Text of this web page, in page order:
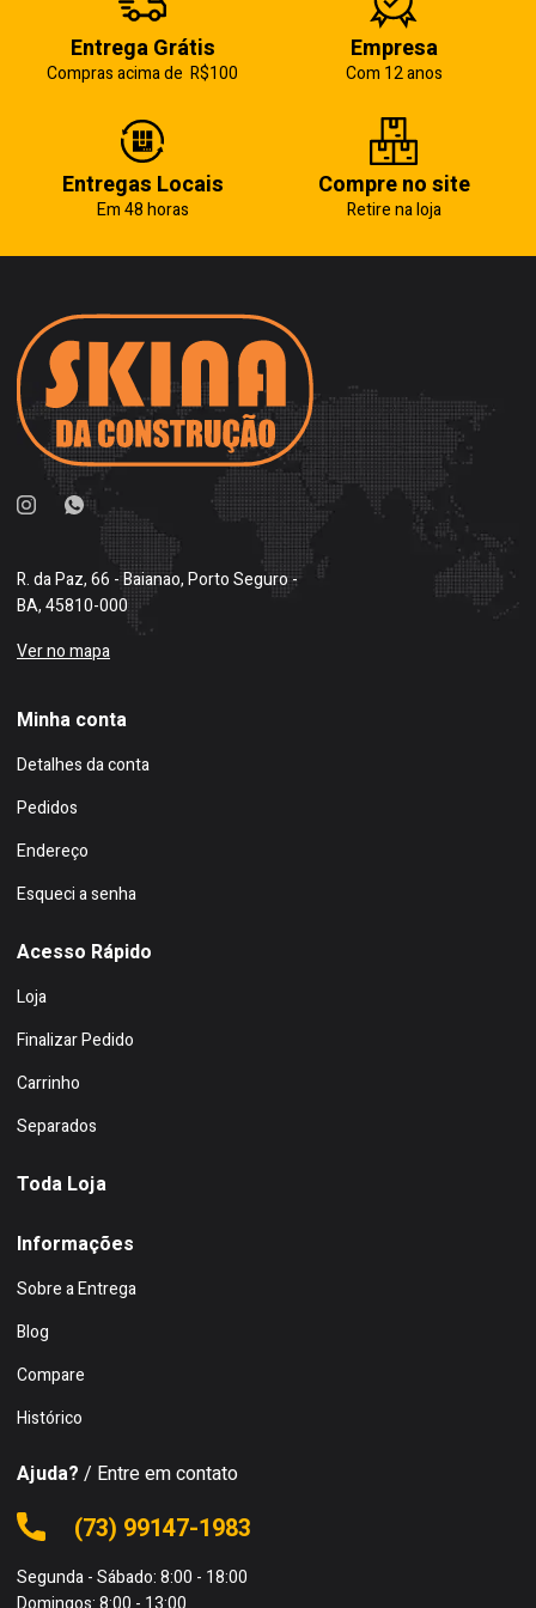
Entrega Grátis
Compras acima de R$100
Empresa
Com 12 anos
Entregas Locais
Em 48 horas
Compre no site
Retire na loja
R. da Paz, 66 - Baianao, Porto Seguro -
BA, 45810-000
Ver no mapa
Minha conta
Detalhes da conta
Pedidos
Endereço
Esqueci a senha
Acesso Rápido
Loja
Finalizar Pedido
Carrinho
Separados
Toda Loja
Informações
Sobre a Entrega
Blog
Compare
Histórico
Ajuda? / Entre em contato
(73) 99147-1983
Segunda - Sábado: 8:00 - 18:00